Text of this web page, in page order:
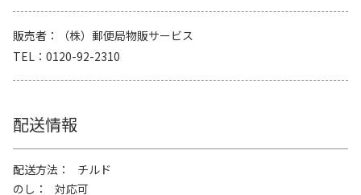
販売者
（株）郵便局物販サービス
TEL
0120-92-2310
配送情報
配送方法
チルド
のし
対応可